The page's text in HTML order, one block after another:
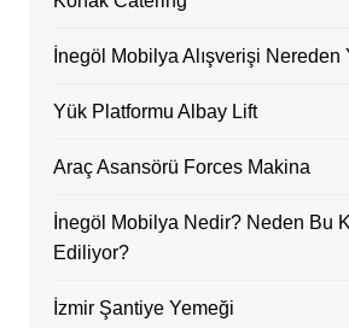
İnegöl Mobilya Alışverişi Nereden
Yük Platformu Albay Lift
Araç Asansörü Forces Makina
İnegöl Mobilya Nedir? Neden Bu
Ediliyor?
İzmir Şantiye Yemeği